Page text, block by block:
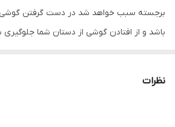
برجسته سبب خواهد شد در دست گرفتن گوشی
باشد و از افتادن گوشی از دستان شما
بخشد.
نظرات